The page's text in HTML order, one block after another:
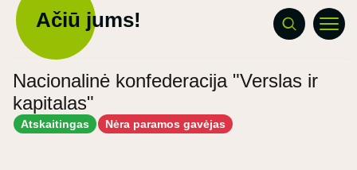
Ačiū jums!
Nacionalinė konfederacija "Verslas ir
kapitalas"
Atskaitingas Nėra paramos gavėjas